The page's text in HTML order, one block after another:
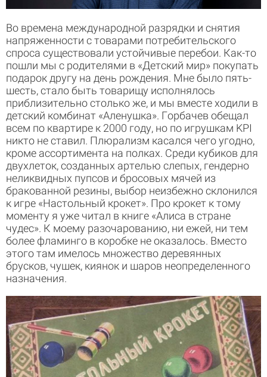
Во времена международной разрядки и снятия
напряженности с товарами потребительского
спроса существовали устойчивые перебои. Как-то
пошли мы с родителями в «Детский мир» покупать
подарок другу на день рождения. Мне было пять-
шесть, стало быть товарищу исполнялось
приблизительно столько же, и мы вместе ходили в
детский комбинат «Аленушка». Горбачев обещал
всем по квартире к 2000 году, но по игрушкам KPI
никто не ставил. Плюрализм касался чего угодно,
кроме ассортимента на полках. Среди кубиков для
двухлеток, созданных артелью слепых, гендерно
неликвидных пупсов и бросовых мячей из
бракованной резины, выбор неизбежно склонился
к игре «Настольный крокет». Про крокет к тому
моменту я уже читал в книге «Алиса в стране
чудес». К моему разочарованию, ни ежей, ни тем
более фламинго в коробке не оказалось. Вместо
этого там имелось множество деревянных
брусков, чушек, киянок и шаров неопределенного
назначения.